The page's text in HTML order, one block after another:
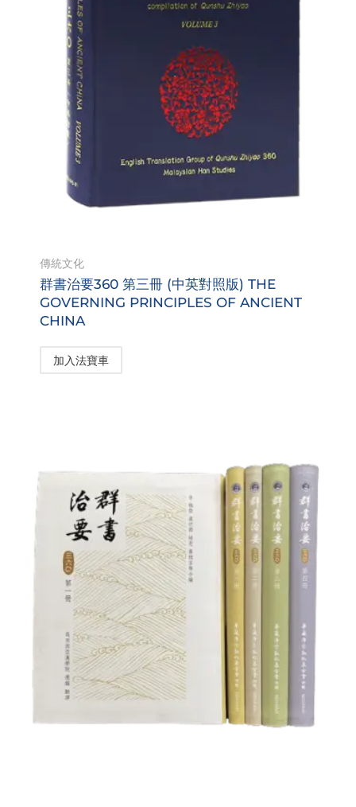
傳統文化
群書治要360 第三冊 (中英對照版) THE
GOVERNING PRINCIPLES OF ANCIENT
CHINA
加入法寶車